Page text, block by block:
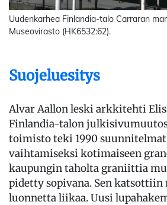
Uudenkarhea Finlandia-talo Carraran
Museovirasto (HK6532:62).
Suojeluesitys
Alvar Aallon leski arkkitehti
Finlandia-talon
toimisto teki 1990
vaihtamiseksi kotimaiseen
kaupungin taholta graniittia
pidetty sopivana. Sen
luonnetta liikaa. Uusi